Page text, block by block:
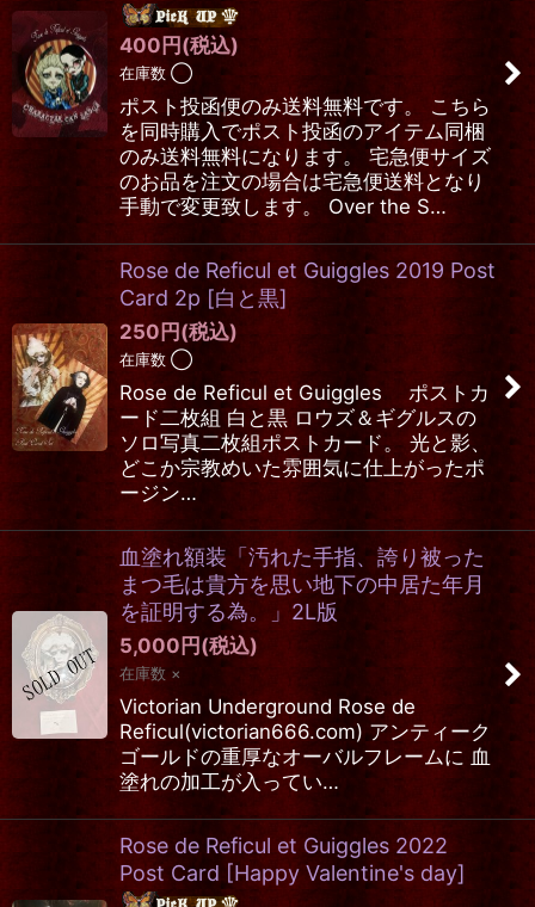
400円 (税込)
在庫数 ◯
ポスト投函便のみ送料無料です。 こちら
を同時購入でポスト投函のアイテム同梱
のみ送料無料になります。 宅急便サイズ
のお品を注文の場合は宅急便送料となり
手動で変更致します。 Over the S…
Rose de Reficul et Guiggles 2019 Post
Card 2p [白と黒]
250 円 (税込)
在庫数 ◯
Rose de Reficul et Guiggles ポストカ
ード二枚組 白と黒 ロウズ＆ギグルスの
ソロ写真二枚組ポストカード。 光と影、
どこか宗教めいた雰囲気に仕上がったポ
ージン…
血塗れ額装「汚れた手指、誇り被った
まつ毛は貴方を思い地下の中居た年月
を証明する為。」2L版
5,000 円 (税込)
在庫数 ×
Victorian Underground Rose de
Reficul(victorian666.com) アンティーク
ゴールドの重厚なオーバルフレームに 血
塗れの加工が入ってい…
Rose de Reficul et Guiggles 2022
Post Card [Happy Valentine's day]